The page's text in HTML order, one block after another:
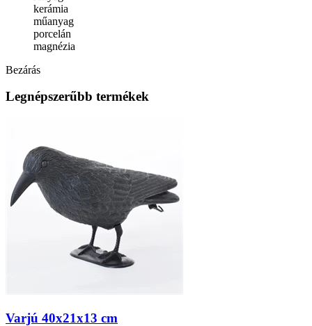
kerámia
műanyag
porcelán
magnézia
Bezárás
Legnépszerűbb termékek
Varjú 40x21x13 cm